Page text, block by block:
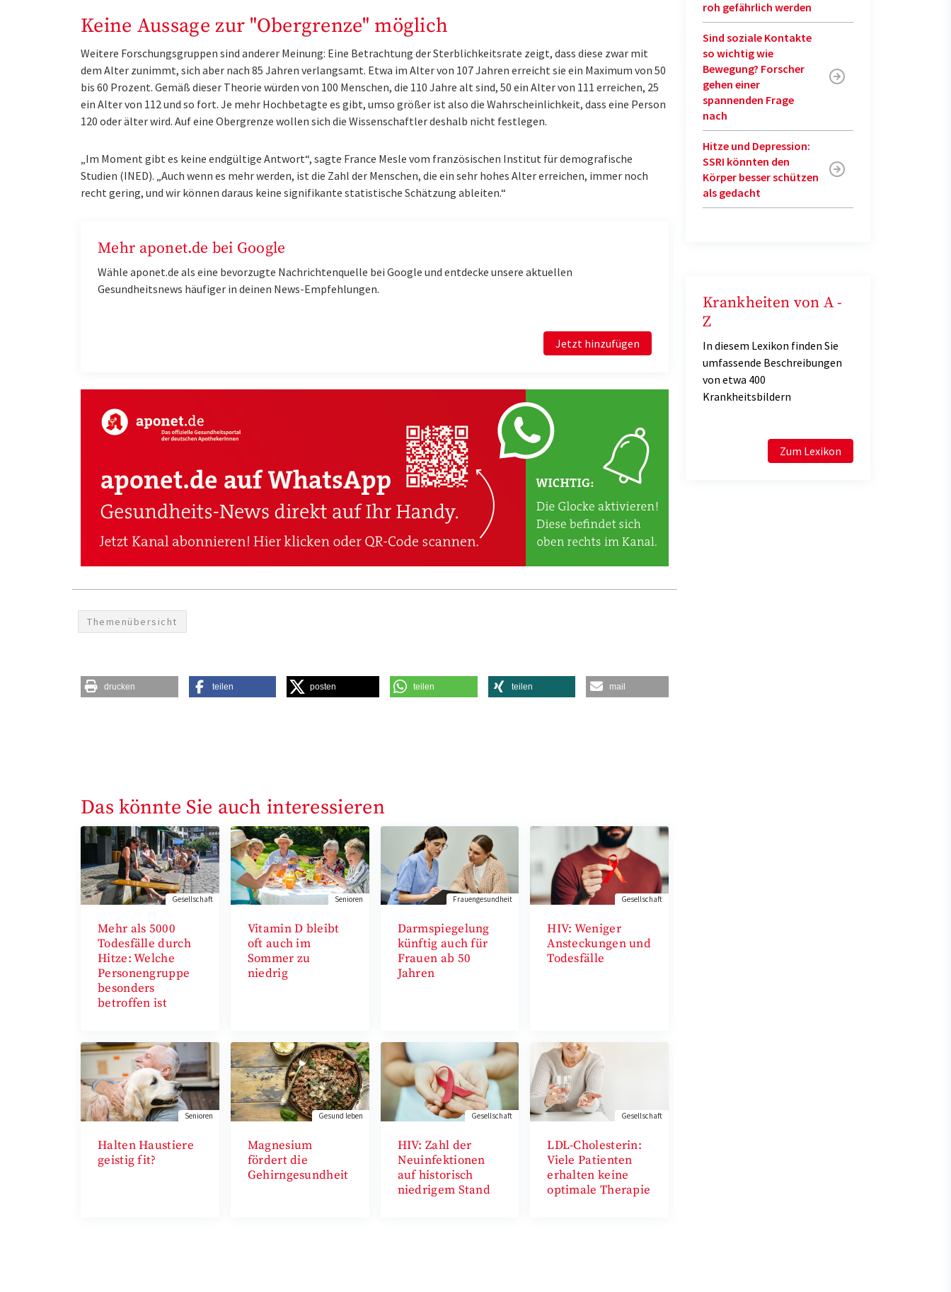
Keine Aussage zur "Obergrenze" möglich
Weitere Forschungsgruppen sind anderer Meinung: Eine Betrachtung der Sterblichkeitsrate zeigt, dass diese zwar mit
dem Alter zunimmt, sich aber nach 85 Jahren verlangsamt. Etwa im Alter von 107 Jahren erreicht sie ein Maximum von 50
bis 60 Prozent. Gemäß dieser Theorie würden von 100 Menschen, die 110 Jahre alt sind, 50 ein Alter von 111 erreichen, 25
ein Alter von 112 und so fort. Je mehr Hochbetagte es gibt, umso größer ist also die Wahrscheinlichkeit, dass eine Person
120 oder älter wird. Auf eine Obergrenze wollen sich die Wissenschaftler deshalb nicht festlegen.
„Im Moment gibt es keine endgültige Antwort“, sagte France Mesle vom französischen Institut für demografische
Studien (INED). „Auch wenn es mehr werden, ist die Zahl der Menschen, die ein sehr hohes Alter erreichen, immer noch
recht gering, und wir können daraus keine signifikante statistische Schätzung ableiten.“
Mehr aponet.de bei Google
Wähle aponet.de als eine bevorzugte Nachrichtenquelle bei Google und entdecke unsere aktuellen
Gesundheitsnews häufiger in deinen News-Empfehlungen.
Jetzt hinzufügen
Themenübersicht
drucken teilen posten teilen teilen mail
Das könnte Sie auch interessieren
Gesellschaft
Mehr als 5000
Todesfälle durch
Hitze: Welche
Personengruppe
besonders
betroffen ist
Senioren
Vitamin D bleibt
oft auch im
Sommer zu
niedrig
Frauengesundheit
Darmspiegelung
künftig auch für
Frauen ab 50
Jahren
Gesellschaft
HIV: Weniger
Ansteckungen und
Todesfälle
Senioren
Halten Haustiere
geistig fit?
Gesund leben
Magnesium
fördert die
Gehirngesundheit
Gesellschaft
HIV: Zahl der
Neuinfektionen
auf historisch
niedrigem Stand
Gesellschaft
LDL-Cholesterin:
Viele Patienten
erhalten keine
optimale Therapie
roh gefährlich werden
Sind soziale Kontakte
so wichtig wie
Bewegung? Forscher
gehen einer
spannenden Frage
nach
Hitze und Depression:
SSRI könnten den
Körper besser schützen
als gedacht
Krankheiten von A -
Z
In diesem Lexikon finden Sie
umfassende Beschreibungen
von etwa 400
Krankheitsbildern
Zum Lexikon